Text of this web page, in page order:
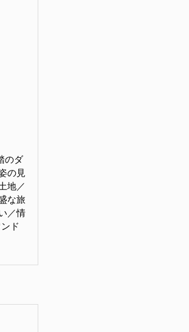
のダ
の見
地／
な旅
／情
ド